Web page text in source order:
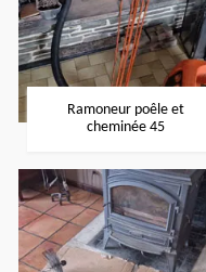
Ramoneur poêle et
cheminée 45